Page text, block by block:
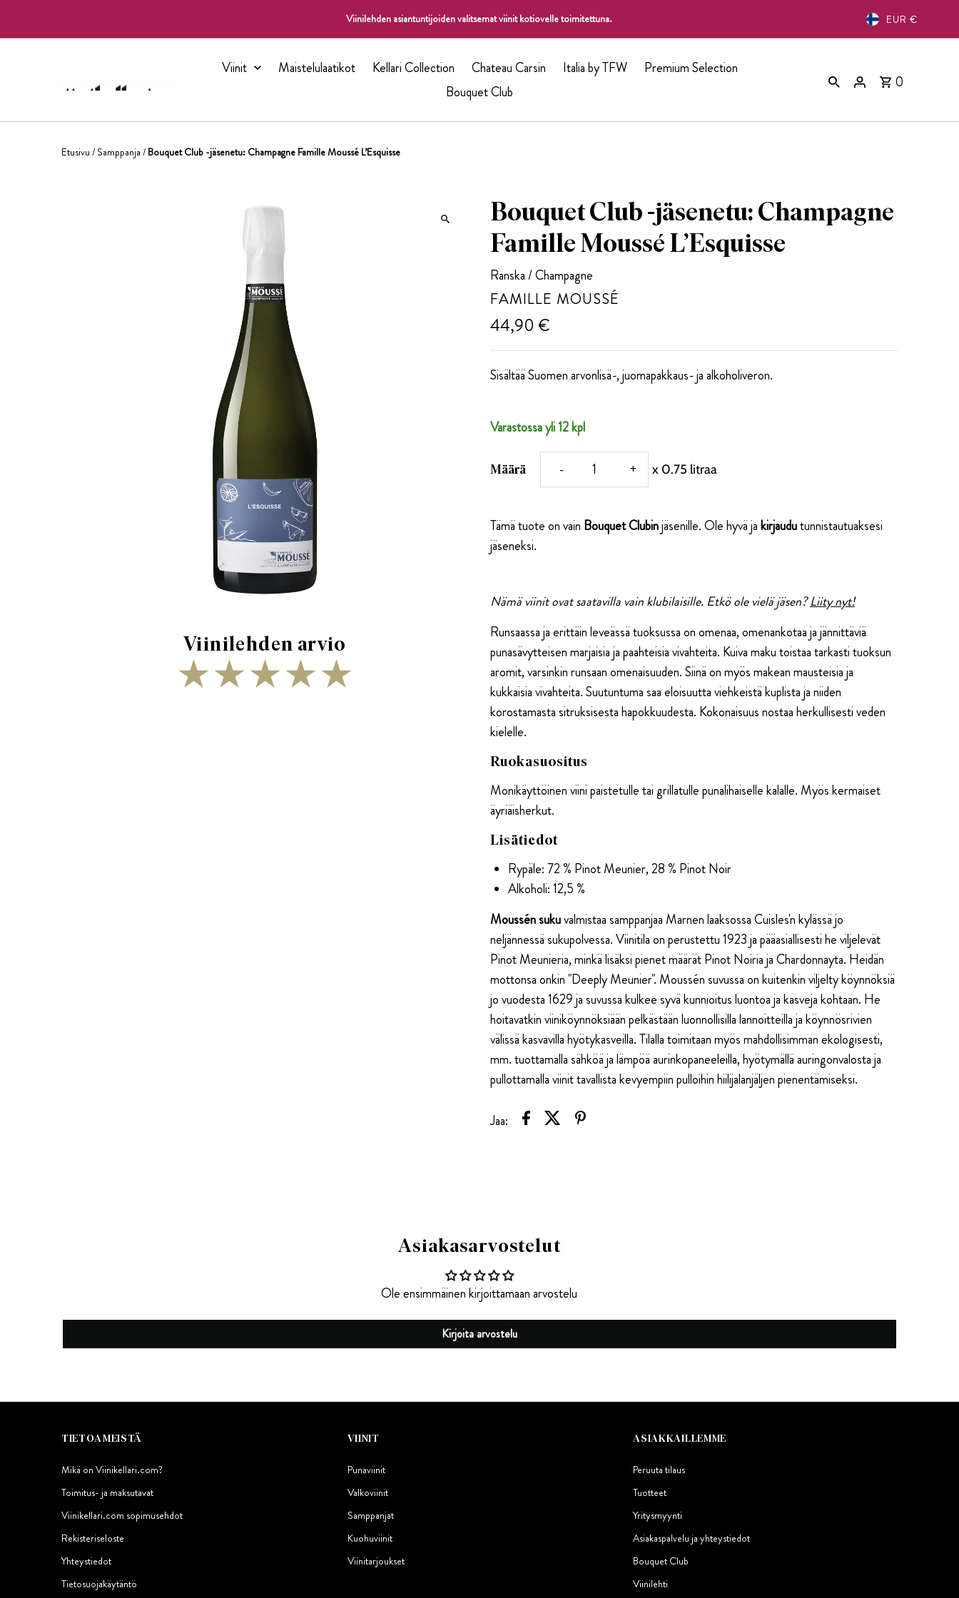
Viinilehden asiantuntijoiden valitsemat viinit kotiovelle toimitettuna. EUR €
Viinit Maistelulaatikot Kellari Collection Chateau Carsin Italia by TFW
Premium Selection
Bouquet Club
0
Etusivu / Samppanja / Bouquet Club -jäsenetu: Champagne Famille Moussé L’Esquisse
Viinilehden arvio
Bouquet Club -jäsenetu: Champagne
Famille Moussé L’Esquisse
Ranska / Champagne
FAMILLE MOUSSÉ
44,90 €
Sisältää Suomen arvonlisä-, juomapakkaus- ja alkoholiveron.
Varastossa yli 12 kpl
Määrä
Vähennä
-
jäsenetu:
Champagne
Famille
-
Lisää
Bouquet
-
jäsenetu:
Champagne
Famille
+ x 0.75 litraa
Tämä tuote on vain Bouquet Clubinjäsenille. Ole hyvä jakirjaudutunnistautuaksesi
jäseneksi.
Nämä viinit ovat saatavilla vain klubilaisille. Etkö ole vielä jäsen?Liity nyt!
Runsaassa ja erittäin leveässä tuoksussa on omenaa, omenankotaa ja jännittäviä
punasävytteisen marjaisia ja paahteisia vivahteita. Kuiva maku toistaa tarkasti tuoksun
aromit, varsinkin runsaan omenaisuuden. Siinä on myös makean mausteisia ja
kukkaisia vivahteita. Suutuntuma saa eloisuutta viehkeistä kuplista ja niiden
korostamasta sitruksisesta hapokkuudesta. Kokonaisuus nostaa herkullisesti veden
kielelle.
Ruokasuositus
Monikäyttöinen viini paistetulle tai grillatulle punalihaiselle kalalle. Myös kermaiset
äyriäisherkut.
Lisätiedot
Rypäle: 72 % Pinot Meunier, 28 % Pinot Noir
Alkoholi: 12,5 %
Moussén sukuvalmistaa samppanjaa Marnen laaksossa Cuisles'n kylässä jo
neljännessä sukupolvessa. Viinitila on perustettu 1923 ja pääasiallisesti he viljelevät
Pinot Meunieria, minkä lisäksi pienet määrät Pinot Noiria ja Chardonnayta. Heidän
mottonsa onkin "Deeply Meunier". Moussén suvussa on kuitenkin viljelty köynnöksiä
jo vuodesta 1629 ja suvussa kulkee syvä kunnioitus luontoa ja kasveja kohtaan. He
hoitavatkin viiniköynnöksiään pelkästään luonnollisilla lannoitteilla ja köynnösrivien
välissä kasvavilla hyötykasveilla. Tilalla toimitaan myös mahdollisimman ekologisesti,
mm. tuottamalla sähköä ja lämpöä aurinkopaneeleilla, hyötymällä auringonvalosta ja
pullottamalla viinit tavallista kevyempiin pulloihin hiilijalanjäljen pienentämiseksi.
Jaa:
Asiakasarvostelut
Ole ensimmäinen kirjoittamaan arvostelu
Kirjoita arvostelu
TIETOA MEISTÄ
Mikä on Viinikellari.com?
Toimitus- ja maksutavat
Viinikellari.com sopimusehdot
Rekisteriseloste
Yhteystiedot
Tietosuojakäytäntö
VIINIT
Punaviinit
Valkoviinit
Samppanjat
Kuohuviinit
Viinitarjoukset
ASIAKKAILLEMME
Peruuta tilaus
Tuotteet
Yritysmyynti
Asiakaspalvelu ja yhteystiedot
Bouquet Club
Viinilehti